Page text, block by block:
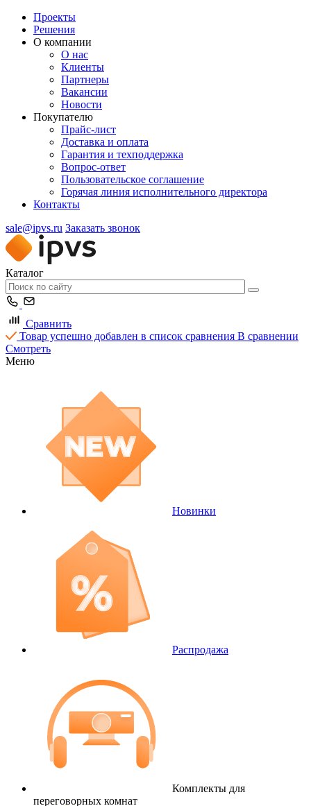
Проекты
Решения
О компании
О нас
Клиенты
Партнеры
Вакансии
Новости
Покупателю
Прайс-лист
Доставка и оплата
Гарантия и техподдержка
Вопрос-ответ
Пользовательское соглашение
Горячая линия исполнительного директора
Контакты
sale@ipvs.ru Заказать звонок
Каталог
Сравнить
Товар успешно добавлен в список сравнения В сравнении
Смотреть
Меню
Новинки
Распродажа
Комплекты для
переговорных комнат